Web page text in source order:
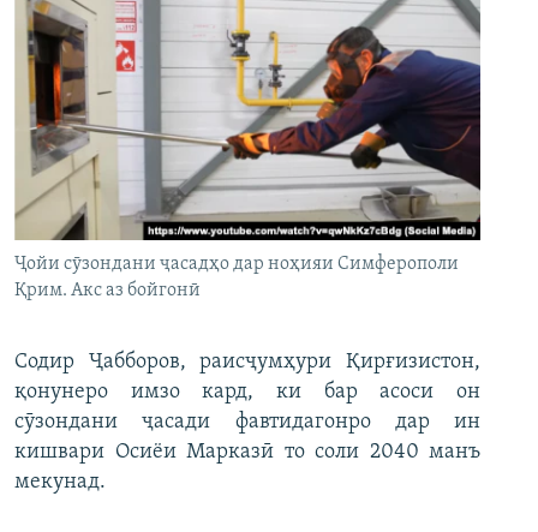
Ҷойи сӯзондани ҷасадҳо дар ноҳияи Симферополи
Қрим. Акс аз бойгонӣ
Содир Ҷабборов, раисҷумҳури Қирғизистон,
қонунеро имзо кард, ки бар асоси он
сӯзондани ҷасади фавтидагонро дар ин
кишвари Осиёи Марказӣ то соли 2040 манъ
мекунад.